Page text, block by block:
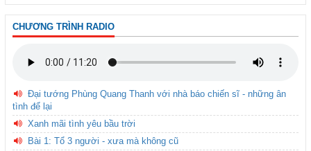
CHƯƠNG TRÌNH RADIO
Đại tướng Phùng Quang Thanh với nhà báo chiến sĩ - những ân
tình để lại
Xanh mãi tình yêu bầu trời
Bài 1: Tổ 3 người - xưa mà không cũ